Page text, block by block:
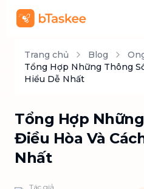
Trang chủ Blog
Tổng Hợp Những Thông
Hiểu Dễ Nhất
Tổng Hợp
Điều Hòa Và
Nhất
Tác giả